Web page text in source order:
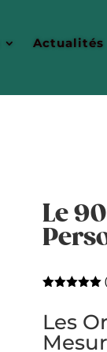
Actualités
Le
basé sur
notations
client
Les